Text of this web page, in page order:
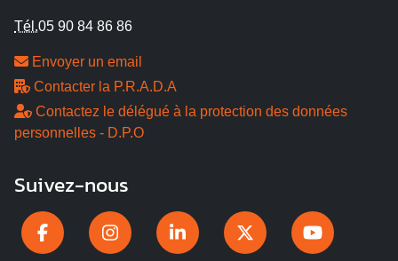
Tél.05 90 84 86 86
Envoyer un email
Contacter la P.R.A.D.A
Contactez le délégué à la protection des données
personnelles - D.P.O
Suivez-nous